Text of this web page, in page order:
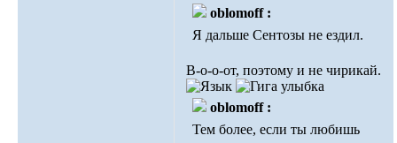
oblomoff :
Я дальше Сентозы не ездил.
В-о-о-от, поэтому и не чирикай.
oblomoff :
Тем более, если ты любишь